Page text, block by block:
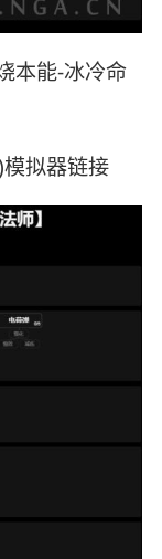
本能-冰冷命
拟器链接